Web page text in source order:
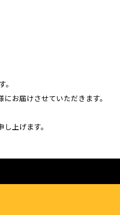
。
お届けさせていただきます。
上げます。